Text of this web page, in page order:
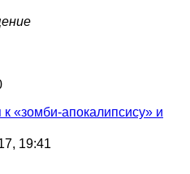
к «зомби-апокалипсису» и
19:41